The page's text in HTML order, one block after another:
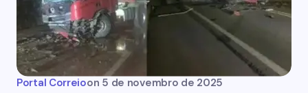
Portal Correioon 5 de novembro de 2025